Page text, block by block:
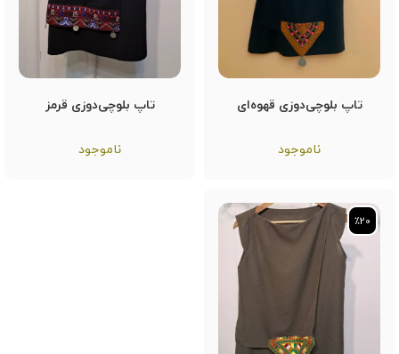
تاپ بلوچی‌دوزی قهوه‌ای
ناموجود
تاپ بلوچی‌دوزی قرمز
ناموجود
٪20
٪20